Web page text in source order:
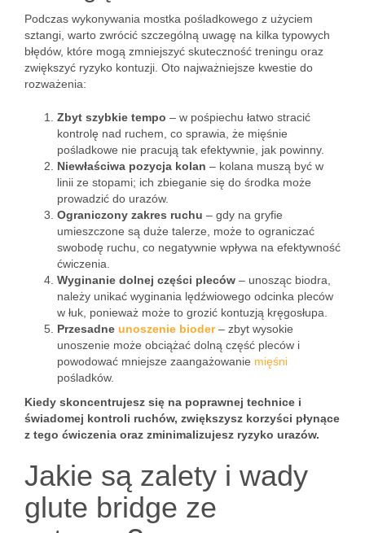
Podczas wykonywania mostka pośladkowego z użyciem
sztangi, warto zwrócić szczególną uwagę na kilka typowych
błędów, które mogą zmniejszyć skuteczność treningu oraz
zwiększyć ryzyko kontuzji. Oto najważniejsze kwestie do
rozważenia:
Zbyt szybkie tempo – w pośpiechu łatwo stracić
kontrolę nad ruchem, co sprawia, że mięśnie
pośladkowe nie pracują tak efektywnie, jak powinny.
Niewłaściwa pozycja kolan – kolana muszą być w
linii ze stopami; ich zbieganie się do środka może
prowadzić do urazów.
Ograniczony zakres ruchu – gdy na gryfie
umieszczone są duże talerze, może to ograniczać
swobodę ruchu, co negatywnie wpływa na efektywność
ćwiczenia.
Wyginanie dolnej części pleców – unosząc biodra,
należy unikać wyginania lędźwiowego odcinka pleców
w łuk, ponieważ może to grozić kontuzją kręgosłupa.
Przesadne unoszenie bioder– zbyt wysokie
unoszenie może obciążać dolną część pleców i
powodować mniejsze zaangażowanie mięśni
pośladków.
Kiedy skoncentrujesz się na poprawnej technice i
świadomej kontroli ruchów, zwiększysz korzyści płynące
z tego ćwiczenia oraz zminimalizujesz ryzyko urazów.
Jakie są zalety i wady
glute bridge ze